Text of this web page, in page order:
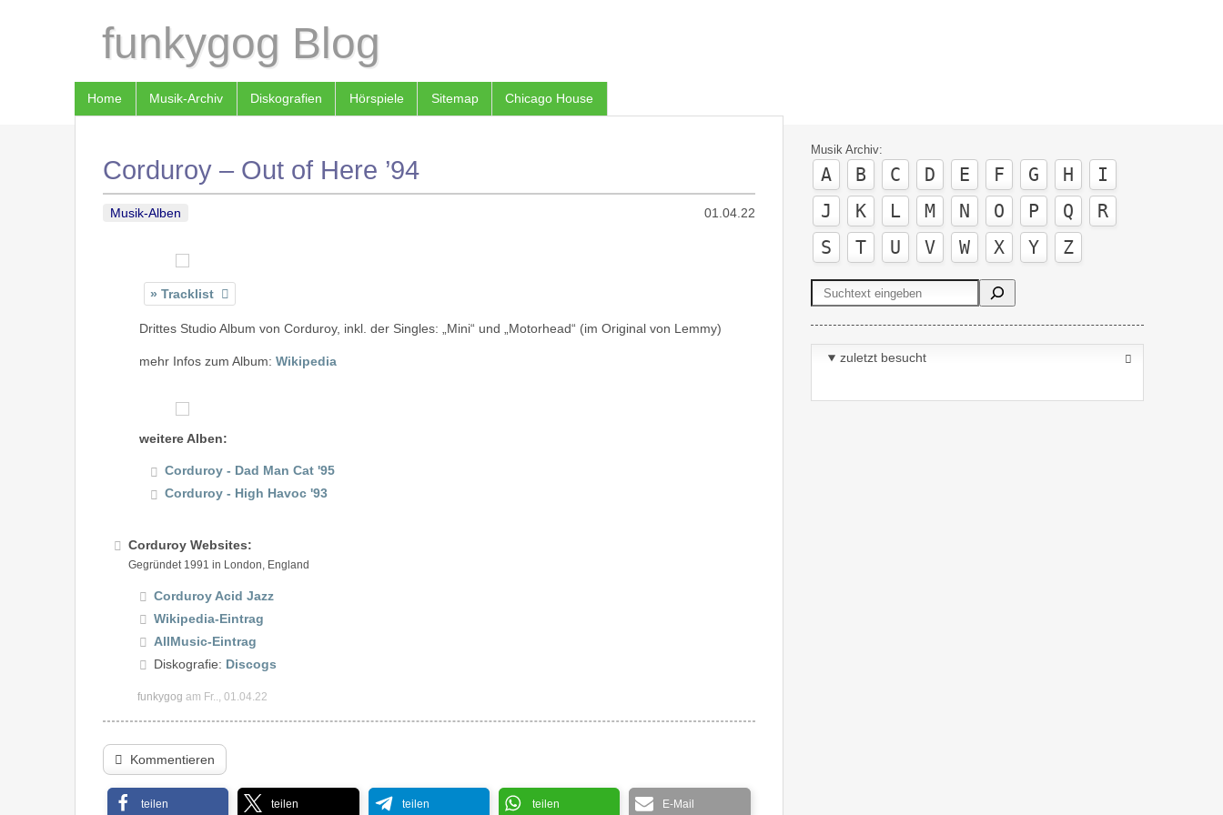
funkygog Blog
Home Musik-Archiv Diskografien Hörspiele Sitemap Chicago House
Corduroy – Out of Here ’94
Musik-Alben 01.04.22
Tracklist
Drittes Studio Album von Corduroy, inkl. der Singles: „Mini“ und „Motorhead“ (im Original von Lemmy)
mehr Infos zum Album: Wikipedia
weitere Alben:
Corduroy - Dad Man Cat '95
Corduroy - High Havoc '93
Corduroy Websites:
Gegründet 1991 in London, England
Corduroy Acid Jazz
Wikipedia-Eintrag
AllMusic-Eintrag
Diskografie: Discogs
funkygog am Fr.., 01.04.22
Kommentieren
teilen teilen teilen teilen E-Mail
Musik Archiv:
A B C D E F G H
I
J
K L M N O P Q
R
S
T U V W X Y Z
Suchen
zuletzt besucht